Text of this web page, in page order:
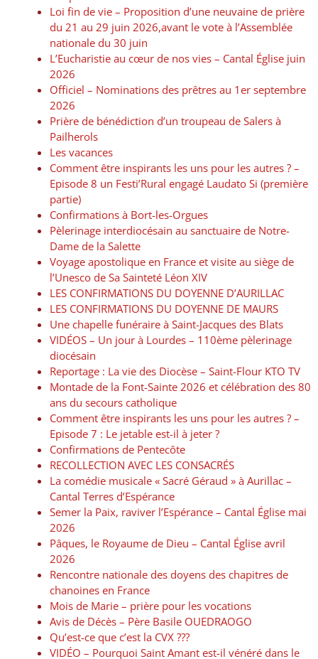
Loi fin de vie – Proposition d’une neuvaine de prière
du 21 au 29 juin 2026,avant le vote à l’Assemblée
nationale du 30 juin
L’Eucharistie au cœur de nos vies – Cantal Église juin
2026
Officiel – Nominations des prêtres au 1er septembre
2026
Prière de bénédiction d’un troupeau de Salers à
Pailherols
Les vacances
Comment être inspirants les uns pour les autres ? –
Episode 8 un Festi’Rural engagé Laudato Si (première
partie)
Confirmations à Bort-les-Orgues
Pèlerinage interdiocésain au sanctuaire de Notre-
Dame de la Salette
Voyage apostolique en France et visite au siège de
l’Unesco de Sa Sainteté Léon XIV
LES CONFIRMATIONS DU DOYENNE D’AURILLAC
LES CONFIRMATIONS DU DOYENNE DE MAURS
Une chapelle funéraire à Saint-Jacques des Blats
VIDÉOS – Un jour à Lourdes – 110ème pèlerinage
diocésain
Reportage : La vie des Diocèse – Saint-Flour KTO TV
Montade de la Font-Sainte 2026 et célébration des 80
ans du secours catholique
Comment être inspirants les uns pour les autres ? –
Episode 7 : Le jetable est-il à jeter ?
Confirmations de Pentecôte
RECOLLECTION AVEC LES CONSACRÉS
La comédie musicale « Sacré Géraud » à Aurillac –
Cantal Terres d’Espérance
Semer la Paix, raviver l’Espérance – Cantal Église mai
2026
Pâques, le Royaume de Dieu – Cantal Église avril
2026
Rencontre nationale des doyens des chapitres de
chanoines en France
Mois de Marie – prière pour les vocations
Avis de Décès – Père Basile OUEDRAOGO
Qu’est-ce que c’est la CVX ???
VIDÉO – Pourquoi Saint Amant est-il vénéré dans le